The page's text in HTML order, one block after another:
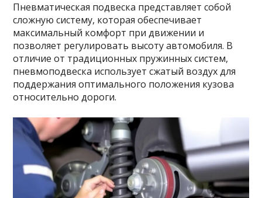
Пневматическая подвеска представляет собой
сложную систему, которая обеспечивает
максимальный комфорт при движении и
позволяет регулировать высоту автомобиля. В
отличие от традиционных пружинных систем,
пневмоподвеска использует сжатый воздух для
поддержания оптимального положения кузова
относительно дороги.